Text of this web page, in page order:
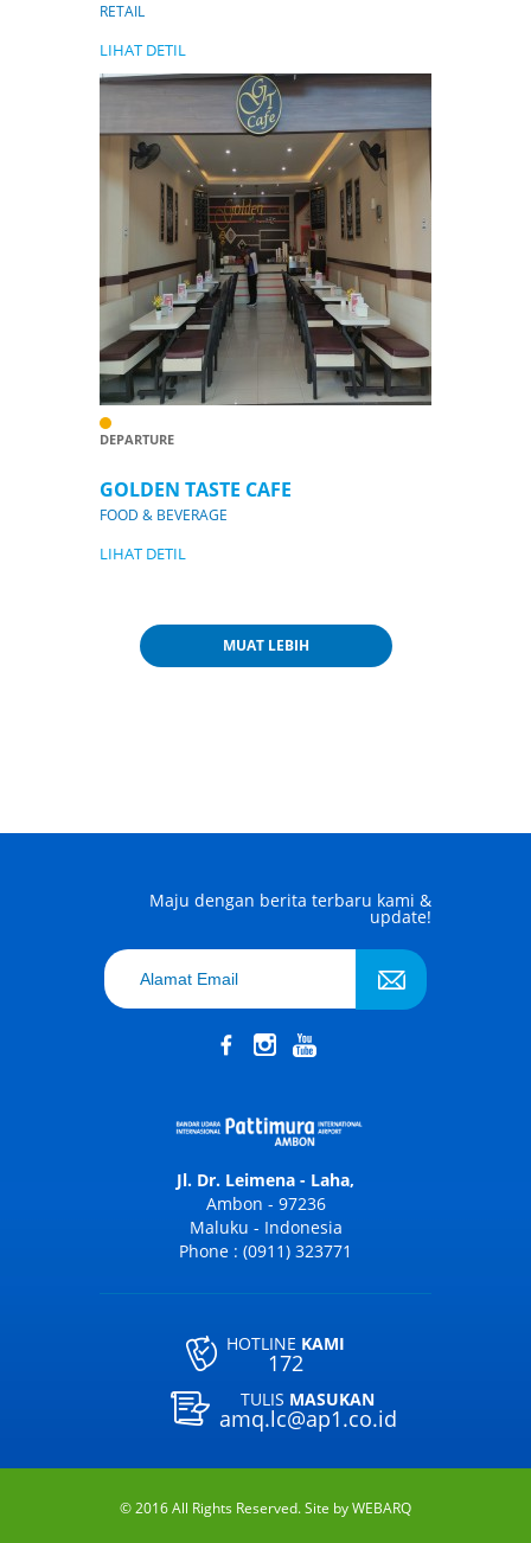
RETAIL
LIHAT DETIL
DEPARTURE
GOLDEN TASTE CAFE
FOOD & BEVERAGE
LIHAT DETIL
MUAT LEBIH
Maju dengan berita terbaru kami &
update!
Jl. Dr. Leimena - Laha,
Ambon - 97236
Maluku - Indonesia
Phone : (0911) 323771
HOTLINE KAMI
172
TULIS MASUKAN
amq.lc@ap1.co.id
© 2016 All Rights Reserved. Site byWEBARQ